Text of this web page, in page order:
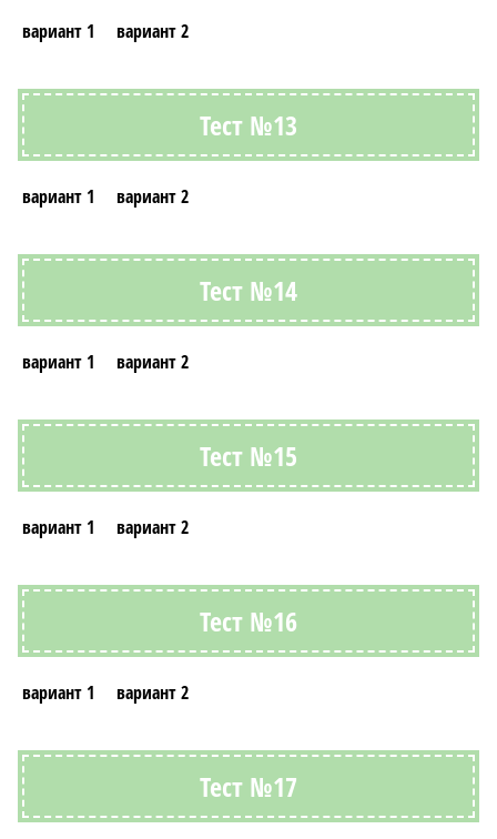
вариант 1 вариант 2
Тест №13
вариант 1 вариант 2
Тест №14
вариант 1 вариант 2
Тест №15
вариант 1 вариант 2
Тест №16
вариант 1 вариант 2
Тест №17